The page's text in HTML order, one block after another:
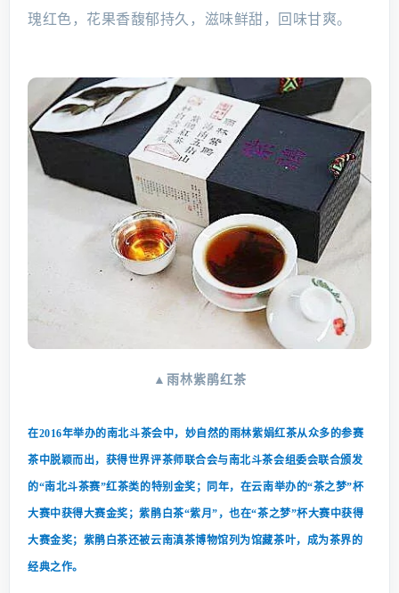
瑰红色，花果香馥郁持久，滋味鲜甜，回味甘爽。
▲雨林紫鹃红茶
在2016年举办的南北斗茶会中，妙自然的雨林紫娟红茶从众多的参赛
茶中脱颖而出，获得世界评茶师联合会与南北斗茶会组委会联合颁发
的“南北斗茶赛”红茶类的特别金奖； 同年，在云南举办的“茶之梦”杯
大赛中获得大赛金奖；紫鹃白茶“紫月”，也在“茶之梦”杯大赛中获得
大赛金奖；紫鹃白茶还被云南滇茶博物馆列为馆藏茶叶，成为茶界的
经典之作。